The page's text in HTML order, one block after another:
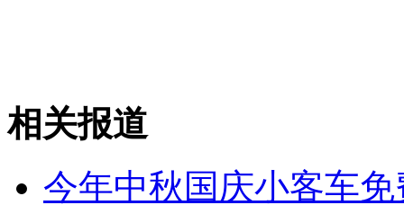
外交部：反对强权政治霸凌主义
外交部：有关国家言论片面不公正
相关报道
今年中秋国庆小客车